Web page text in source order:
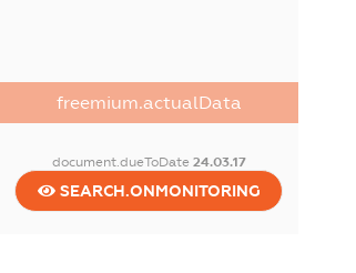
freemium.actualData
document.dueToDate 24.03.17
SEARCH.ONMONITORING